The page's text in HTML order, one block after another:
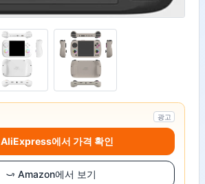
광고
AliExpress에서 가격 확인
Amazon에서 보기